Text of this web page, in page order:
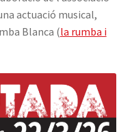
actuació musical,
Blanca (la rumba i